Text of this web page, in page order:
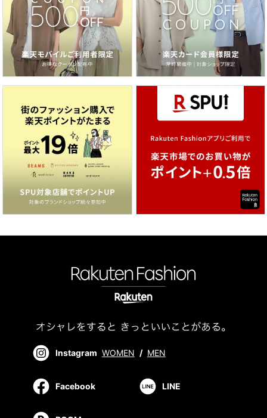
Instagram WOMEN / MEN
Facebook LINE